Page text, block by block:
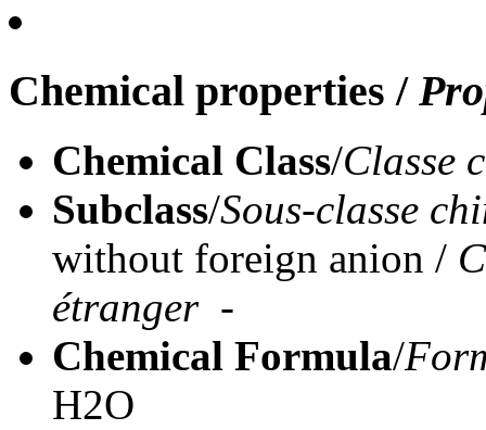
Chemical properties /
Chemical Class/Classe
Subclass/Sous-classe
without foreign anion /
étranger -
Chemical Formula/
H2O